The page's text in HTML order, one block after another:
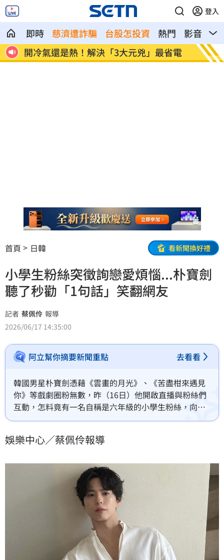
登入
即時 慈濟遭詐騙 台股怎投資 熱門 影音
熱
開冷氣還是熱！解決「3大元兇」最省電 金秀
首頁 日韓 看新聞換好禮
小學生粉絲突徵詢戀愛煩惱...朴寶劍
聽了秒勸「1句話」笑翻網友
記者 蔡佩伶 報導
2026/06/17 14:35:00
阿立幫你摘要新聞重點 去看看
韓國男星朴寶劍憑藉《雲畫的月光》、《苦盡柑來遇見
你》等戲劇圈粉無數，昨（16日）他開啟直播與粉絲們
互動，怎料竟有一名自稱是六年級的小學生粉絲，向朴
寶劍徵詢戀愛的煩惱，對此，朴寶劍的回應讓網友全笑
娛樂中心／蔡佩伶報導